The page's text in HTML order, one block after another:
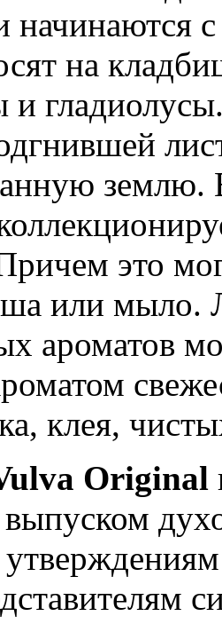
начинаются
на
и
это
или мыло.
ароматов
клея,
Original
выпуском